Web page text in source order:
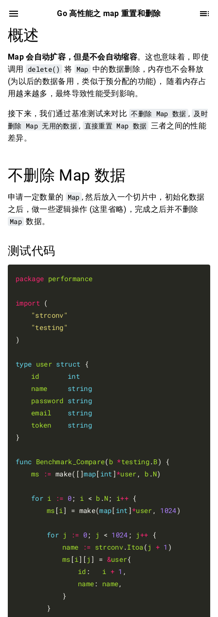
Go 高性能之 map 重置和删除
概述
Map 会自动扩容，但是不会自动缩容。这也意味着，即使
调用 delete() 将 Map 中的数据删除，内存也不会释放
(为以后的数据备用，类似于预分配的功能)， 随着内存占
用越来越多，最终导致性能受到影响。
接下来，我们通过基准测试来对比 不删除 Map 数据 , 及时
删除 Map 无用的数据 , 直接重置 Map 数据 三者之间的性能
差异。
不删除 Map 数据
申请一定数量的 Map , 然后放入一个切片中，初始化数据
之后，做一些逻辑操作 (这里省略)，完成之后并不删除
Map 数据。
测试代码
package performance
import (
"strconv"
"testing"
)
type user struct {
id
int
name
string
password string
email
string
token
string
}
func Benchmark_Compare( b *testing.B) {
ms
:= make([]map[ int]*user , b .N)
for i := 0; i < b .N; i++ {
ms [i] = make(map[ int]*user , 1024)
for j := 0; j < 1024 ; j++ {
name
:= strconv.Itoa( j + 1 )
ms [i][ j ] = &user{
id : i + 1 ,
name: name,